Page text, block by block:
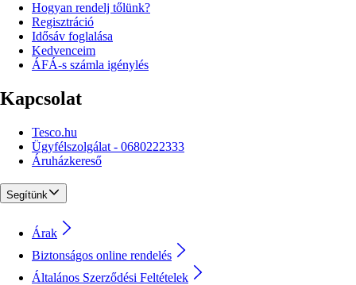
Hogyan rendelj tőlünk?
Regisztráció
Idősáv foglalása
Kedvenceim
ÁFÁ-s számla igénylés
Kapcsolat
Tesco.hu
Ügyfélszolgálat - 0680222333
Áruházkereső
Segítünk
Árak
Biztonságos online rendelés
Általános Szerződési Feltételek